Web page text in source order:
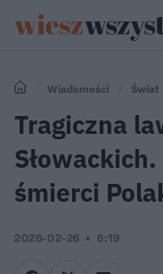
Wiadomości Świat
Co było powodem śmierci
Tragiczna
śmierci
2026-02-26 6:19